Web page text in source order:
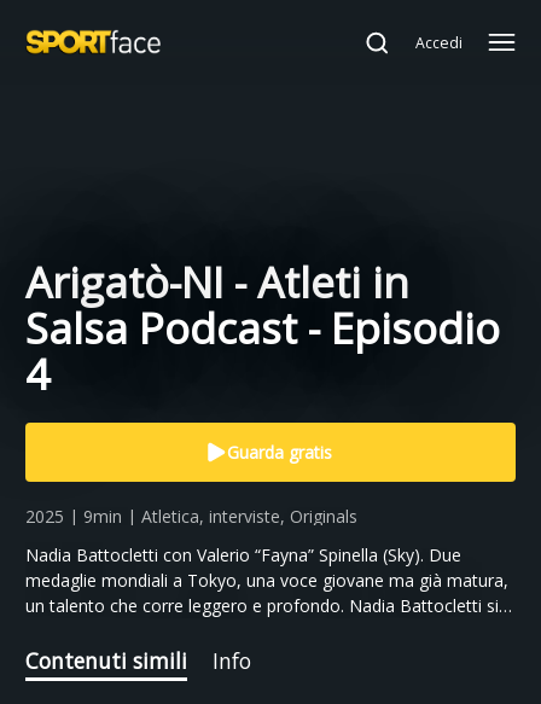
Accedi
Arigatò-NI - Atleti in
Salsa Podcast - Episodio
4
Guarda gratis
2025 | 9min | Atletica, interviste, Originals
Nadia Battocletti con Valerio “Fayna” Spinella (Sky). Due
medaglie mondiali a Tokyo, una voce giovane ma già matura,
un talento che corre leggero e profondo. Nadia Battocletti si
episodio che unisce emozione e lucidità.
Contenuti simili Info